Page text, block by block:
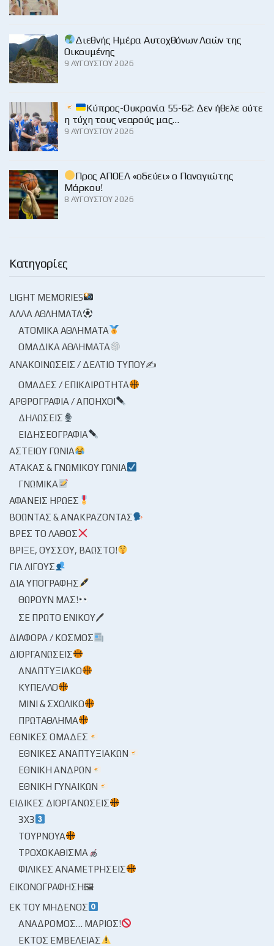
Διεθνής Ημέρα Αυτοχθόνων Λαών της
Οικουμένης
9 ΑΥΓΟΎΣΤΟΥ 2026
Κύπρος-Ουκρανία 55-62: Δεν ήθελε ούτε
η τύχη τους νεαρούς μας…
9 ΑΥΓΟΎΣΤΟΥ 2026
Προς ΑΠΟΕΛ «οδεύει» ο Παναγιώτης
Μάρκου!
8 ΑΥΓΟΎΣΤΟΥ 2026
Κατηγορίες
LIGHT MEMORIES
ΆΛΛΑ ΑΘΛΉΜΑΤΑ
ΑΤΟΜΙΚΆ ΑΘΛΉΜΑΤΑ
ΟΜΑΔΙΚΆ ΑΘΛΉΜΑΤΑ
ΑΝΑΚΟΙΝΏΣΕΙΣ / ΔΕΛΤΊΟ ΤΎΠΟΥ✍
ΟΜΆΔΕΣ / ΕΠΙΚΑΙΡΌΤΗΤΑ
ΑΡΘΡΟΓΡΑΦΊΑ / ΑΠΌΗΧΟΙ
ΔΗΛΏΣΕΙΣ
ΕΙΔΗΣΕΟΓΡΑΦΊΑ
ΑΣΤΕΊΟΥ ΓΩΝΊΑ
ΑΤΆΚΑΣ & ΓΝΩΜΙΚΟΎ ΓΩΝΊΑ
ΓΝΩΜΙΚΆ
ΑΦΑΝΕΊΣ ΉΡΩΕΣ
ΒΟΏΝΤΑΣ & ΑΝΑΚΡΆΖΟΝΤΑΣ
ΒΡΕΣ ΤΟ ΛΆΘΟΣ
ΒΡΊΞΕ, ΟΎΣΣΟΥ, ΒΆΩΣΤΟ!
ΓΙΑ ΛΊΓΟΥΣ
ΔΙΑ ΥΠΟΓΡΑΦΉΣ
ΘΩΡΟΎΝ ΜΑΣ!
ΣΕ ΠΡΏΤΟ ΕΝΙΚΟΎ🖊
ΔΙΆΦΟΡΑ / ΚΌΣΜΟΣ
ΔΙΟΡΓΑΝΏΣΕΙΣ
ΑΝΑΠΤΥΞΙΑΚΌ
ΚΎΠΕΛΛΟ
ΜΊΝΙ & ΣΧΟΛΙΚΌ
ΠΡΩΤΆΘΛΗΜΑ
ΕΘΝΙΚΈΣ ΟΜΆΔΕΣ
ΕΘΝΙΚΈΣ ΑΝΑΠΤΥΞΙΑΚΏΝ
ΕΘΝΙΚΉ ΑΝΔΡΏΝ
ΕΘΝΙΚΉ ΓΥΝΑΙΚΏΝ
ΕΙΔΙΚΈΣ ΔΙΟΡΓΑΝΏΣΕΙΣ
3X3
ΤΟΥΡΝΟΥΆ
ΤΡΟΧΟΚΆΘΙΣΜΑ
ΦΙΛΙΚΈΣ ΑΝΑΜΕΤΡΉΣΕΙΣ
ΕΙΚΟΝΟΓΡΆΦΗΣΗ🖼
ΕΚ ΤΟΥ ΜΗΔΕΝΌΣ
ΑΝΆΔΡΟΜΟΣ… ΜΆΡΙΟΣ!
ΕΚΤΌΣ ΕΜΒΈΛΕΙΑΣ